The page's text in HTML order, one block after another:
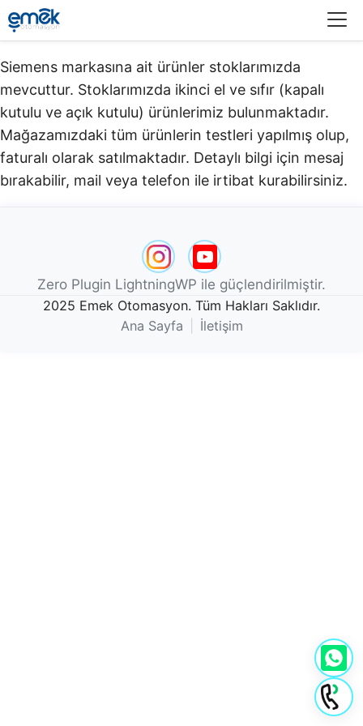
Siemens markasına ait ürünler stoklarımızda
mevcuttur. Stoklarımızda ikinci el ve sıfır (kapalı
kutulu ve açık kutulu) ürünlerimiz bulunmaktadır.​
Mağazamızdaki tüm ürünlerin testleri yapılmış olup,
faturalı olarak satılmaktadır. Detaylı bilgi için mesaj
bırakabilir, mail veya telefon ile irtibat kurabilirsiniz.
Zero Plugin LightningWP ile güçlendirilmiştir.
2025 Emek Otomasyon. Tüm Hakları Saklıdır.
Ana Sayfa
İletişim